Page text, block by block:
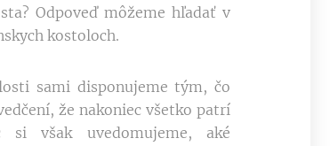
Odpoveď môžeme hľadať v
kostoloch.
sami disponujeme tým, čo
že nakoniec všetko patrí
však uvedomujeme, aké